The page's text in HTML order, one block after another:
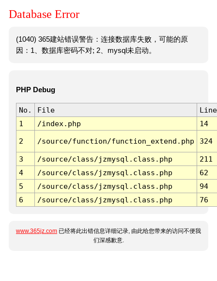
Database Error
(1040) 365建站错误警告：连接数据库失败，可能的原
因：1、数据库密码不对; 2、mysql未启动。
PHP Debug
No. File
Line
1
/index.php 14
2 /source/function/function_extend.php 324
3 /source/class/jzmysql.class.php
211
4
/source/class/jzmysql.class.php
62
5
/source/class/jzmysql.class.php
94
6
/source/class/jzmysql.class.php 76
www.365jz.com 已经将此出错信息详细记录, 由此给您带来的访问不便我
们深感歉意.